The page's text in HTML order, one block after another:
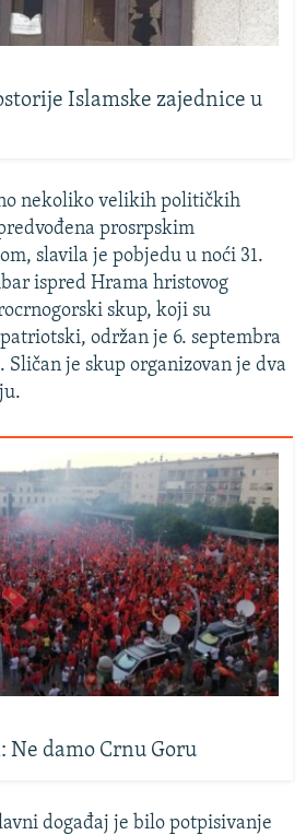
Islamske zajednice u
nekoliko velikih političkih
prosrpskim
slavila je pobjedu u noći 31.
ispred Hrama hristovog
skup, koji su
održan je 6. septembra
Sličan je skup organizovan je dva
Ne damo Crnu Goru
događaj je bilo potpisivanje